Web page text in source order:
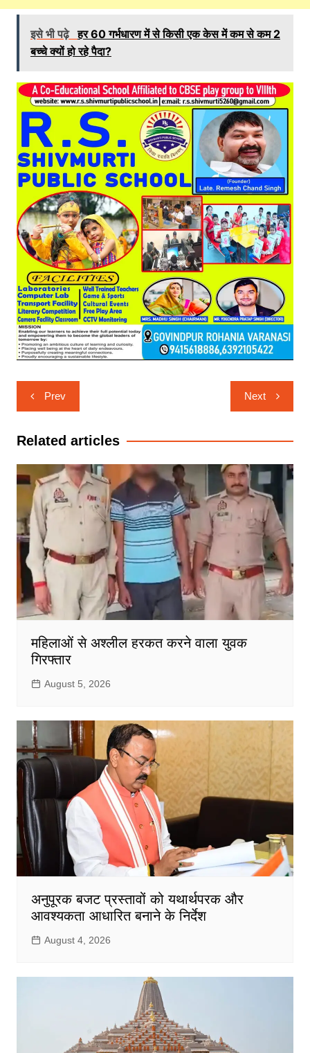
इसे भी पढ़े हर 60 गर्भधारण में से किसी एक केस में कम से कम 2
बच्‍चे क्‍यों हो रहे पैदा?
Post
navigation
Prev Next
Related articles
महिलाओं से अश्लील हरकत करने वाला युवक
गिरफ्तार
August 5, 2026
अनुपूरक बजट प्रस्तावों को यथार्थपरक और
आवश्यकता आधारित बनाने के निर्देश
August 4, 2026